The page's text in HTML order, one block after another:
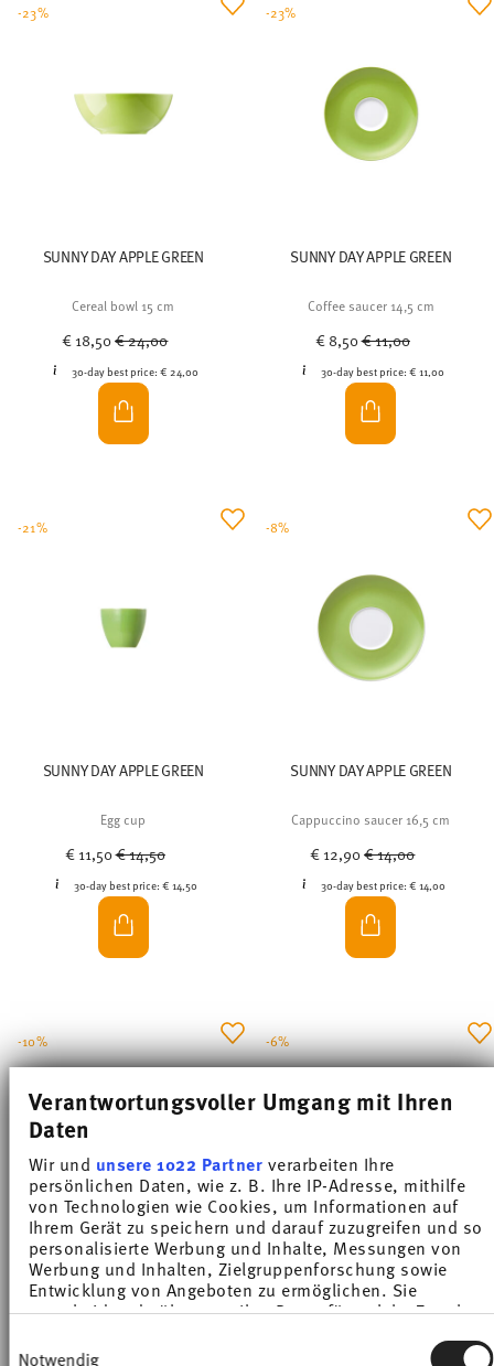
Verantwortungsvoller Umgang mit Ihren
Daten
Wir und unsere 1022 Partnerverarbeiten Ihre
persönlichen Daten, wie z. B. Ihre IP-Adresse, mithilfe
von Technologien wie Cookies, um Informationen auf
Ihrem Gerät zu speichern und darauf zuzugreifen und so
personalisierte Werbung und Inhalte, Messungen von
Werbung und Inhalten, Zielgruppenforschung sowie
Entwicklung von Angeboten zu ermöglichen. Sie
entscheiden darüber, wer Ihre Daten für welche Zwecke
Cookie-Erklärung oder durch Klicken auf das Privacy
Notwendig
SUNNY DAY APPLE GREEN
Cereal bowl 15 cm
€ 18,50Price reduced from
€ 24,00
30-day best price:€ 24,00
-23%
SUNNY DAY APPLE GREEN
Coffee saucer 14,5 cm
€ 8,50Price reduced from
€ 11,00
30-day best price:€ 11,00
-23%
SUNNY DAY APPLE GREEN
Egg cup
€ 11,50Price reduced from
€ 14,50
30-day best price: € 14,50
-21%
SUNNY DAY APPLE GREEN
Cappuccino saucer 16,5 cm
€ 12,90Price reduced from
€ 14,00
30-day best price: € 14,00
-8%
SUNNY DAY APPLE GREEN
-10%
SUNNY DAY APPLE GREEN
Price reduced from
-6%